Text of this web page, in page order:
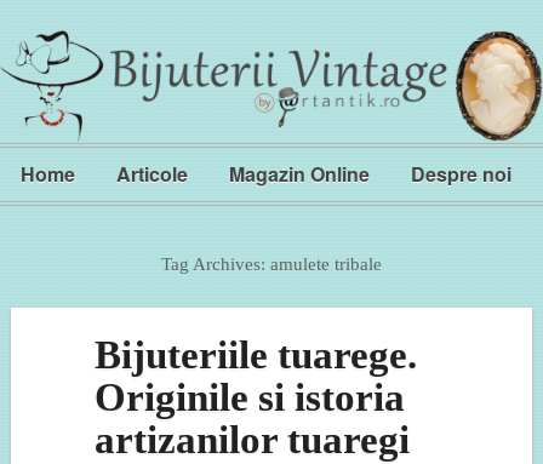
Home Articole Magazin Online Despre noi
Tag Archives: amulete tribale
Bijuteriile tuarege.
Originile si istoria
artizanilor tuaregi